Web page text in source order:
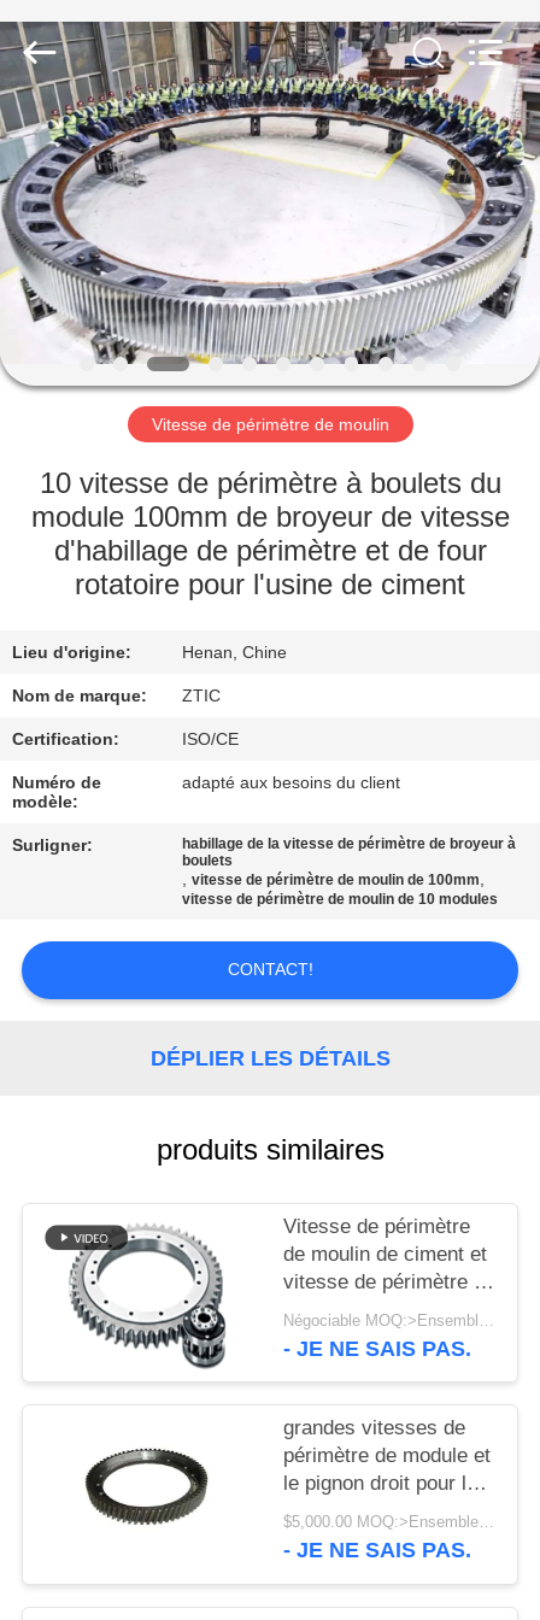
MAISON
PRODUITS
VR
SHOW
AU
DE
NOUS
VISITE
CONTRÔLE
DE
QUALITÉ
CONTACTEZ-
NOUVELLES
DEMANDEZ
PLAN
DU
SITE
PRIVACY
POLICY
Zhongtai
Industries
CO.,LTD.
Rights
Reserved.
Vitesse de périmètre de moulin
10 vitesse de périmètre à boulets du
module 100mm de broyeur de vitesse
d'habillage de périmètre et de four
rotatoire pour l'usine de ciment
Lieu d'origine: Henan, Chine
Nom de marque: ZTIC
Certification: ISO/CE
Numéro de
modèle:
adapté aux besoins du client
Surligner:
habillage de la vitesse de périmètre de broyeur à
boulets
,vitesse de périmètre de moulin de 100mm,
vitesse de périmètre de moulin de 10 modules
CONTACT!
DÉPLIER LES DÉTAILS
produits similaires
Vitesse de périmètre
de moulin de ciment et
vitesse de périmètre de
broyeur à boulets avec
de l'acier des
Négociable MOQ:>Ensembles =1
- JE NE SAIS PAS.
grandes vitesses de
périmètre de module et
le pignon droit pour le
broyeur à boulets et le
four rotatoire
$5,000.00 MOQ:>Ensembles =1
- JE NE SAIS PAS.